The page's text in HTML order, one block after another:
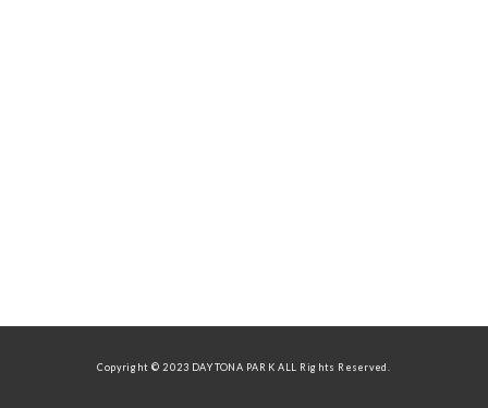
Copyright © 2023 DAYTONA PARK ALL Rights Reserved.